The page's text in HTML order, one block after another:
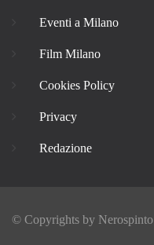
Eventi a Milano
Film Milano
Cookies Policy
Privacy
Redazione
© Copyrights by Nerospinto